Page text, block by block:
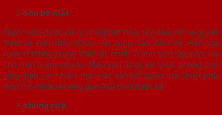
Sơn bề mặt
Nước sơn được xử lý photphat hóa, tẩy dầu mỡ và gỉ sét
trên bề mặt thép. Điều này giúp bảo đảm bề mặt cửa
luôn ở trong trạng thái tốt nhất. Tránh sự trầy xước và
cho tính thẩm mỹ cao. Màu sơn được xử lý tại phòng sơn
tĩnh điện, có nhiều màu sắc vân gỗ được lựa chọn phù
hợp cho nhiều không gian nội thất thiết kế.
Khung cửa